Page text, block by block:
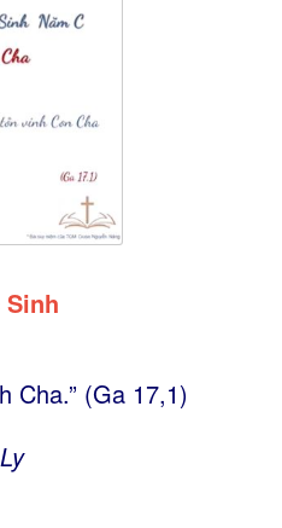
Cha.” (Ga 17,1)